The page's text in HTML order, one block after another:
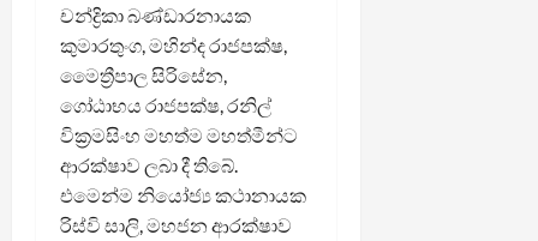
චන්ද්‍රිකා බණ්ඩාරනායක
කුමාරතුංග, මහින්ද රාජපක්ෂ,
මෛත්‍රීපාල සිරිසේන,
ගෝඨාභය රාජපක්ෂ, රනිල්
වික්‍රමසිංහ මහත්ම මහත්මීන්ට
ආරක්ෂාව ලබා දී තිබේ.
එමෙන්ම නියෝජ්‍ය කථානායක
රිස්වි සාලි, මහජන ආරක්ෂාව